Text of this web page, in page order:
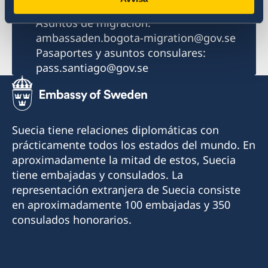
Asuntos de migración:
ambassaden.bogota-migration@gov.se
Pasaportes y asuntos consulares:
pass.santiago@gov.se
Suecia tiene relaciones diplomáticas con
prácticamente todos los estados del mundo. En
aproximadamente la mitad de estos, Suecia
tiene embajadas y consulados. La
representación extranjera de Suecia consiste
en aproximadamente 100 embajadas y 350
consulados honorarios.